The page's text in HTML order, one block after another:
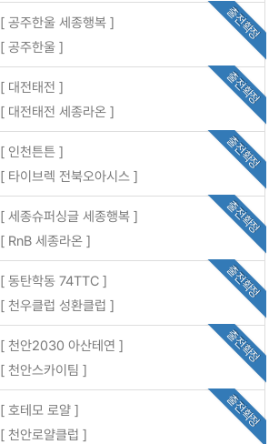
출전확정
[ 공주한울 세종행복 ]
[ 공주한울 ]
출전확정
[ 대전태전 ]
[ 대전태전 세종라온 ]
출전확정
[ 인천튼튼 ]
[ 타이브렉 전북오아시스 ]
출전확정
[ 세종슈퍼싱글 세종행복 ]
[ RnB 세종라온 ]
출전확정
[ 동탄학동 74TTC ]
[ 천우클럽 성환클럽 ]
출전확정
[ 천안2030 아산테연 ]
[ 천안스카이팀 ]
출전확정
[ 호테모 로얄 ]
[ 천안로얄클럽 ]